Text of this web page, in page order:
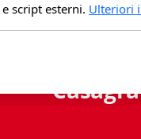
script esterni. Ulteriori